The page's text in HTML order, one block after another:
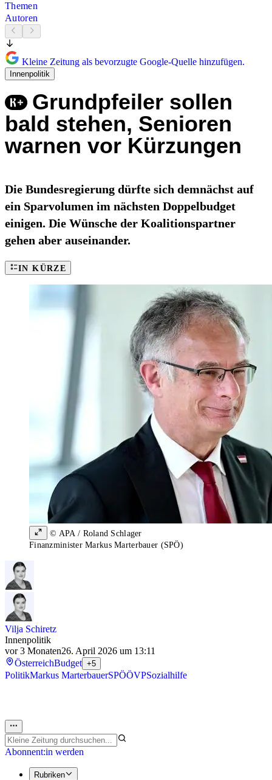
Themen
Autoren
Kleine Zeitung als bevorzugte Google-Quelle hinzufügen.
Innenpolitik
Grundpfeiler sollen
bald stehen, Senioren
warnen vor Kürzungen
Die Bundesregierung dürfte sich demnächst auf
ein Sparvolumen im nächsten Doppelbudget
einigen. Die Wünsche der Koalitionspartner
gehen aber auseinander.
IN KÜRZE
© APA / Roland Schlager
Finanzminister Markus Marterbauer (SPÖ)
Vilja Schiretz
Innenpolitik
vor 3 Monaten26. April 2026 um 13:11
ÖsterreichBudget +5
PolitikMarkus MarterbauerSPÖÖVPSozialhilfe
Abonnent:in werden
Rubriken